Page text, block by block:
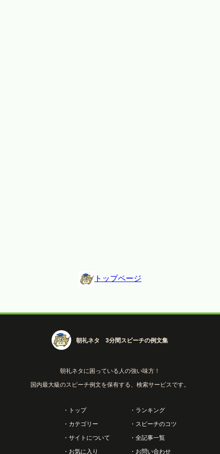
トップページ
朝礼ネタ 3分間スピーチの例文集
朝礼ネタに困っている人の強い味方！
国内最大級のスピーチ例文を保有する、検索サービスです。
・トップ
・カテゴリー
・サイトについて
・お気に入り
・ランキング
・スピーチのコツ
・全記事一覧
・お問い合わせ